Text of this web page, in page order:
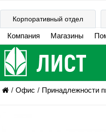
Корпоративный отдел
Компания Магазины
Офис Принадлежности